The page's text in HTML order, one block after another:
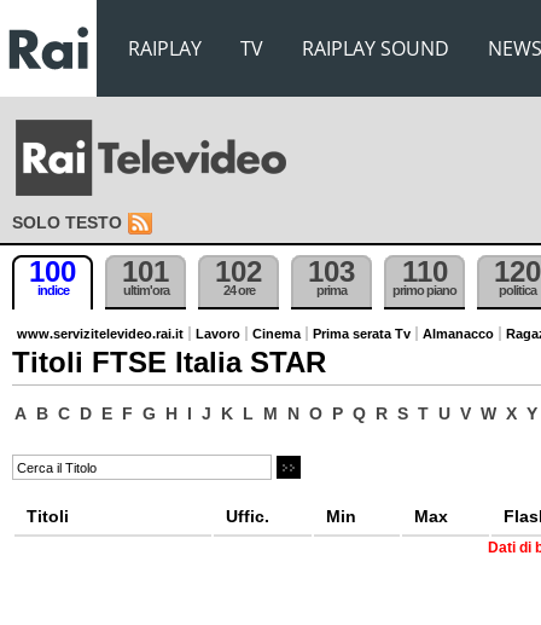
RAIPLAY TV RAIPLAY SOUND NEWS
SOLO TESTO
100
indice
101
ultim'ora
102
24 ore
103
prima
110
primo piano
120
politica
www.servizitelevideo.rai.it Lavoro Cinema Prima serata Tv Almanacco
Titoli FTSE Italia STAR
A B C D E F G H I J K L M N O P Q R S T U V W X Y
Titoli Uffic. Min Max
Dati di